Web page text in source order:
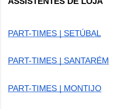
PART-TIMES | SETÚBAL
PART-TIMES | SANTARÉM
PART-TIMES | MONTIJO